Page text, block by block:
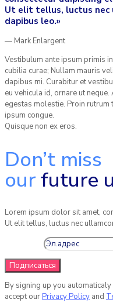
Ut elit tellus, luctus nec
dapibus leo.»
— Mark Enlargent
Vestibulum ante ipsum primis
cubilia curae; Nullam mauris
dapibus mi. Curabitur et
eu vehicula id, ornare ut
egestas molestie. Proin
ipsum congue.
Quisque non ex eros.
Don’t miss
ourfuture
Lorem ipsum dolor sit amet,
Ut elit tellus, luctus nec
By signing up you automaticaly
accept our Privacy Policy and